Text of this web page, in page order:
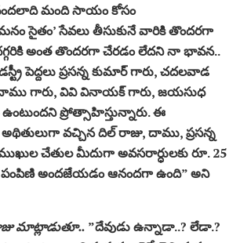
మంది సాయం కోసం
సైతం’ సేవలు తీసుకునే వారికి తొందరగా
అంత తొందరగా చేరడం లేదని నా భావన..
పెద్దలు ప్రసన్న కుమార్ గారు, చదలవాడ
దాము గారు, వివి వినాయక్ గారు, జయసుధ
ప్రోత్సాహిస్తున్నారు. ఈ
వచ్చిన దిల్ రాజు, దాము, ప్రసన్న
చేతుల మీదుగా అవసరార్ధులకు రూ. 25
పంపిణి అందజేయడం ఆనందగా ఉంది” అని
మాట్లాడుతూ.. ”దేవుడు ఉన్నాడా..? లేడా.?